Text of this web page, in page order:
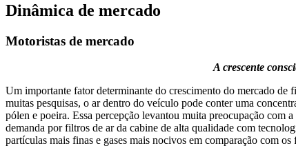
Dinâmica de mercado
Motoristas de mercado
A crescente
Um importante fator determinante do crescimento do mercado de
muitas pesquisas, o ar dentro do veículo pode conter uma
pólen e poeira. Essa percepção levantou muita preocupação com
demanda por filtros de ar da cabine de alta qualidade com
partículas mais finas e gases mais nocivos em comparação com os